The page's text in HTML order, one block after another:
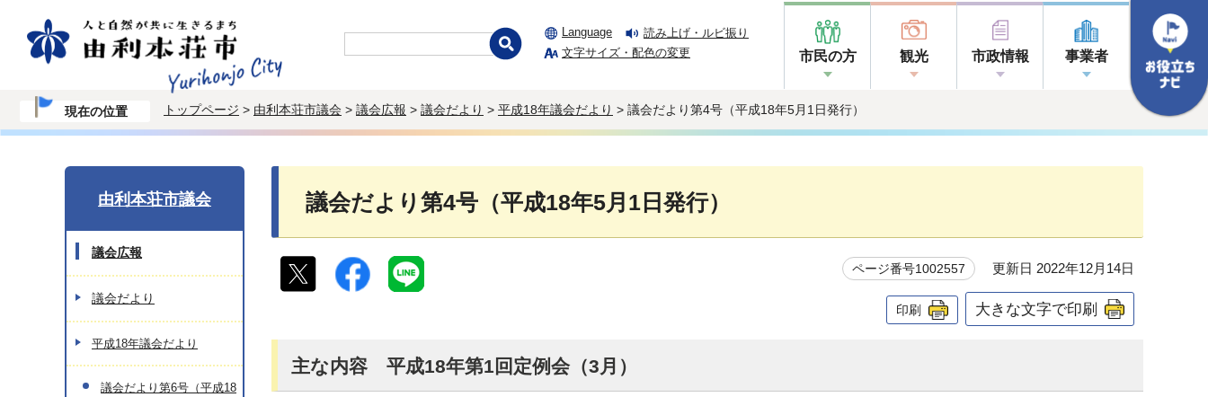
Language
読み上げ・ルビ振り
文字サイズ・配色の変更
市民の方 観光 市政情報 事業者
現在の位置 トップページ > 由利本荘市議会 > 議会広報 > 議会だより > 平成18年議会だより > 議会だより第4号（平成18年5月1日発行）
議会だより第4号（平成18年5月1日発行）
ページ番号1002557 更新日 2022年12月14日
印刷 大きな文字で印刷
主な内容 平成18年第1回定例会（3月）
由利本荘市議会
議会広報
議会だより
平成18年議会だより
議会だより第6号（平成18